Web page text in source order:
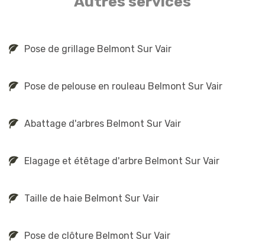
Pose de grillage Belmont Sur Vair
Pose de pelouse en rouleau Belmont Sur Vair
Abattage d'arbres Belmont Sur Vair
Elagage et étêtage d'arbre Belmont Sur Vair
Taille de haie Belmont Sur Vair
Pose de clôture Belmont Sur Vair